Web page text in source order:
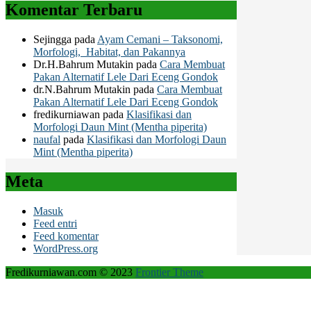
Komentar Terbaru
Sejingga pada Ayam Cemani – Taksonomi,
Morfologi, Habitat, dan Pakannya
Dr.H.Bahrum Mutakin pada Cara Membuat
Pakan Alternatif Lele Dari Eceng Gondok
dr.N.Bahrum Mutakin pada Cara Membuat
Pakan Alternatif Lele Dari Eceng Gondok
fredikurniawan pada Klasifikasi dan
Morfologi Daun Mint (Mentha piperita)
naufal pada Klasifikasi dan Morfologi Daun
Mint (Mentha piperita)
Meta
Masuk
Feed entri
Feed komentar
WordPress.org
Fredikurniawan.com © 2023 Frontier Theme